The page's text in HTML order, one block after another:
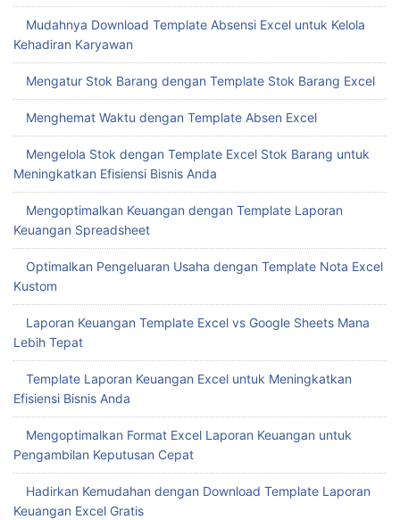
Mudahnya Download Template Absensi Excel untuk Kelola
Kehadiran Karyawan
Mengatur Stok Barang dengan Template Stok Barang Excel
Menghemat Waktu dengan Template Absen Excel
Mengelola Stok dengan Template Excel Stok Barang untuk
Meningkatkan Efisiensi Bisnis Anda
Mengoptimalkan Keuangan dengan Template Laporan
Keuangan Spreadsheet
Optimalkan Pengeluaran Usaha dengan Template Nota Excel
Kustom
Laporan Keuangan Template Excel vs Google Sheets Mana
Lebih Tepat
Template Laporan Keuangan Excel untuk Meningkatkan
Efisiensi Bisnis Anda
Mengoptimalkan Format Excel Laporan Keuangan untuk
Pengambilan Keputusan Cepat
Hadirkan Kemudahan dengan Download Template Laporan
Keuangan Excel Gratis